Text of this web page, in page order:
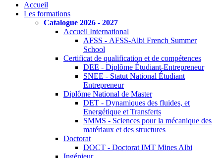
Accueil
Les formations
Catalogue 2026 - 2027
Accueil International
AFSS - AFSS-Albi French Summer
School
Certificat de qualification et de compétences
DEE - Diplôme Étudiant-Entrepreneur
SNEE - Statut National Étudiant
Entrepreneur
Diplôme National de Master
DET - Dynamiques des fluides, et
Energétique et Transferts
SMMS - Sciences pour la mécanique des
matériaux et des structures
Doctorat
DOCT - Doctorat IMT Mines Albi
Ingénieur